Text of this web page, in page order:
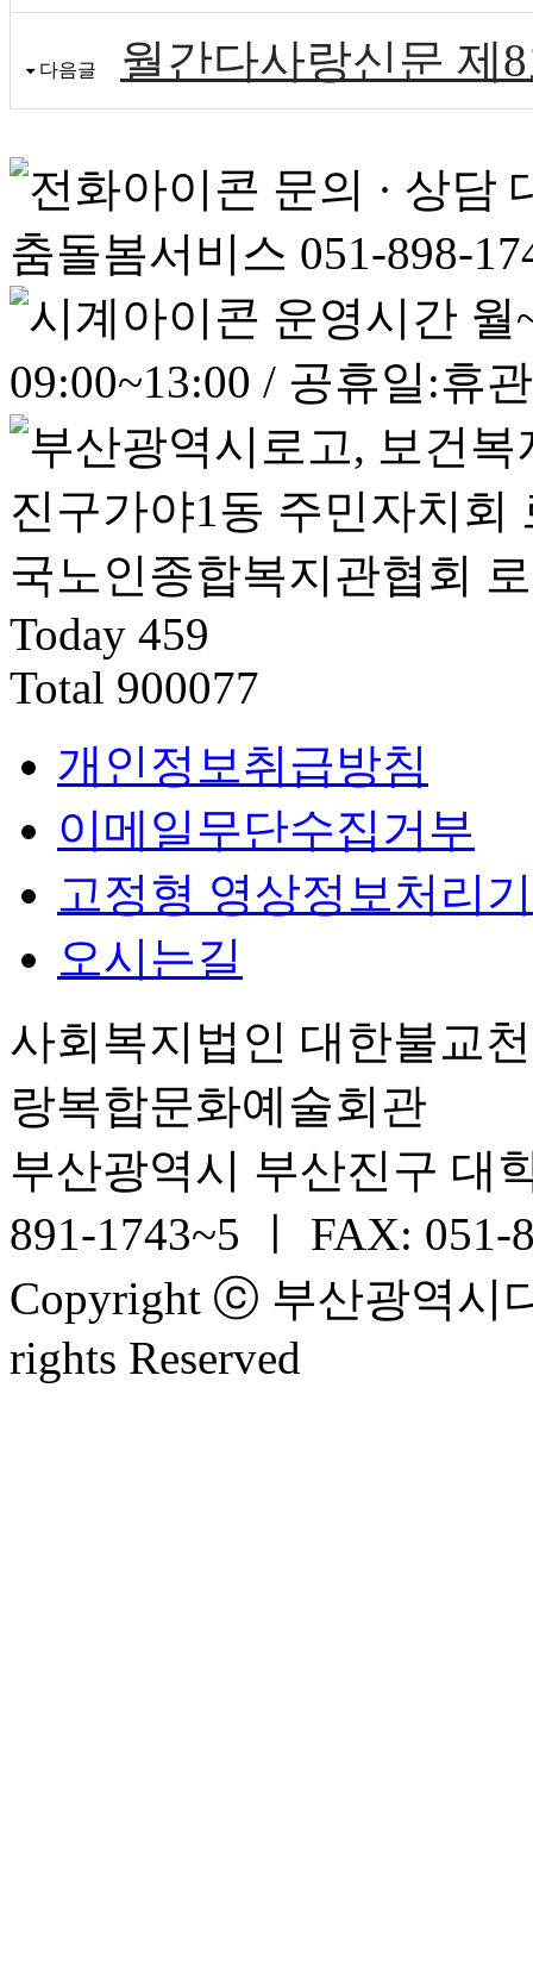
다음글 월간다사랑신문 제
문의 · 상담
춤돌봄서비스 051-898-
운영시간 월
09:00~13:00 / 공휴일:휴관
Today 459
Total 900077
개인정보취급방침
이메일무단수집거부
고정형 영상정보처리
오시는길
사회복지법인 대한불교
랑복합문화예술회관
부산광역시 부산진구 대
891-1743~5 ㅣ FAX: 051-
Copyright ⓒ 부산광역시
rights Reserved